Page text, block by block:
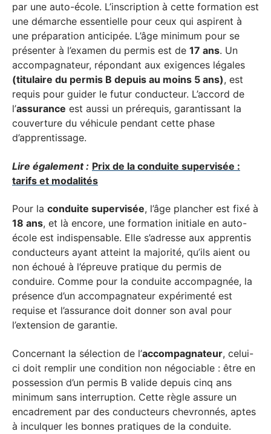
par une auto-école. L’inscription à cette formation est
une démarche essentielle pour ceux qui aspirent à
une préparation anticipée. L’âge minimum pour se
présenter à l’examen du permis est de 17 ans. Un
accompagnateur, répondant aux exigences légales
(titulaire du permis B depuis au moins 5 ans), est
requis pour guider le futur conducteur. L’accord de
l’assurance est aussi un prérequis, garantissant la
couverture du véhicule pendant cette phase
d’apprentissage.
Lire également : Prix de la conduite supervisée :
tarifs et modalités
Pour la conduite supervisée, l’âge plancher est fixé à
18 ans, et là encore, une formation initiale en auto-
école est indispensable. Elle s’adresse aux apprentis
conducteurs ayant atteint la majorité, qu’ils aient ou
non échoué à l’épreuve pratique du permis de
conduire. Comme pour la conduite accompagnée, la
présence d’un accompagnateur expérimenté est
requise et l’assurance doit donner son aval pour
l’extension de garantie.
Concernant la sélection de l’accompagnateur, celui-
ci doit remplir une condition non négociable : être en
possession d’un permis B valide depuis cinq ans
minimum sans interruption. Cette règle assure un
encadrement par des conducteurs chevronnés, aptes
à inculquer les bonnes pratiques de la conduite.